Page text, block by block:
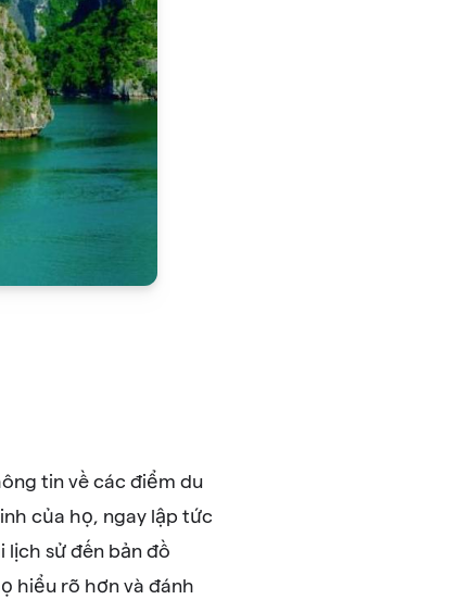
tin về các điểm du
của họ, ngay lập tức
sử đến bản đồ
hiểu rõ hơn và đánh